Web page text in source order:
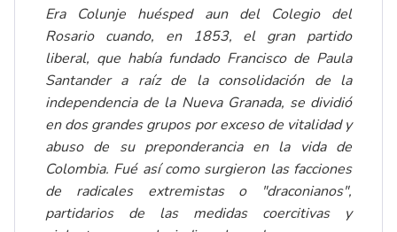
Era Colunje huésped aun del Colegio del
Rosario cuando, en 1853, el gran partido
liberal, que había fundado Francisco de Paula
Santander a raíz de la consolidación de la
independencia de la Nueva Granada, se dividió
en dos grandes grupos por exceso de vitalidad y
abuso de su preponderancia en la vida de
Colombia. Fué así como surgieron las facciones
de radicales extremistas o "draconianos",
partidarios de las medidas coercitivas y